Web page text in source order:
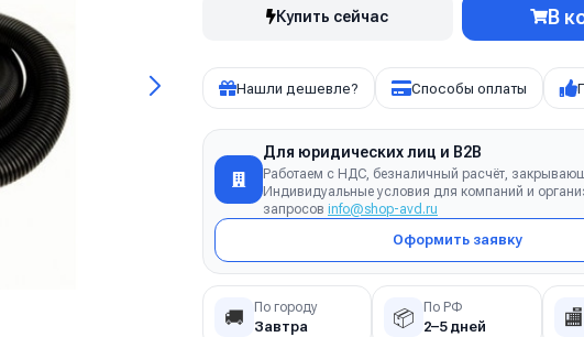
Купить сейчас В
Нашли дешевле? Способы оплаты
Для юридических лиц и B2B
Работаем с НДС, безналичный расчёт,
Индивидуальные условия для компаний и
запросов info@shop-avd.ru
Оформить заявку
🚚 По городу
Завтра 📦 По РФ
2–5 дней 🏬